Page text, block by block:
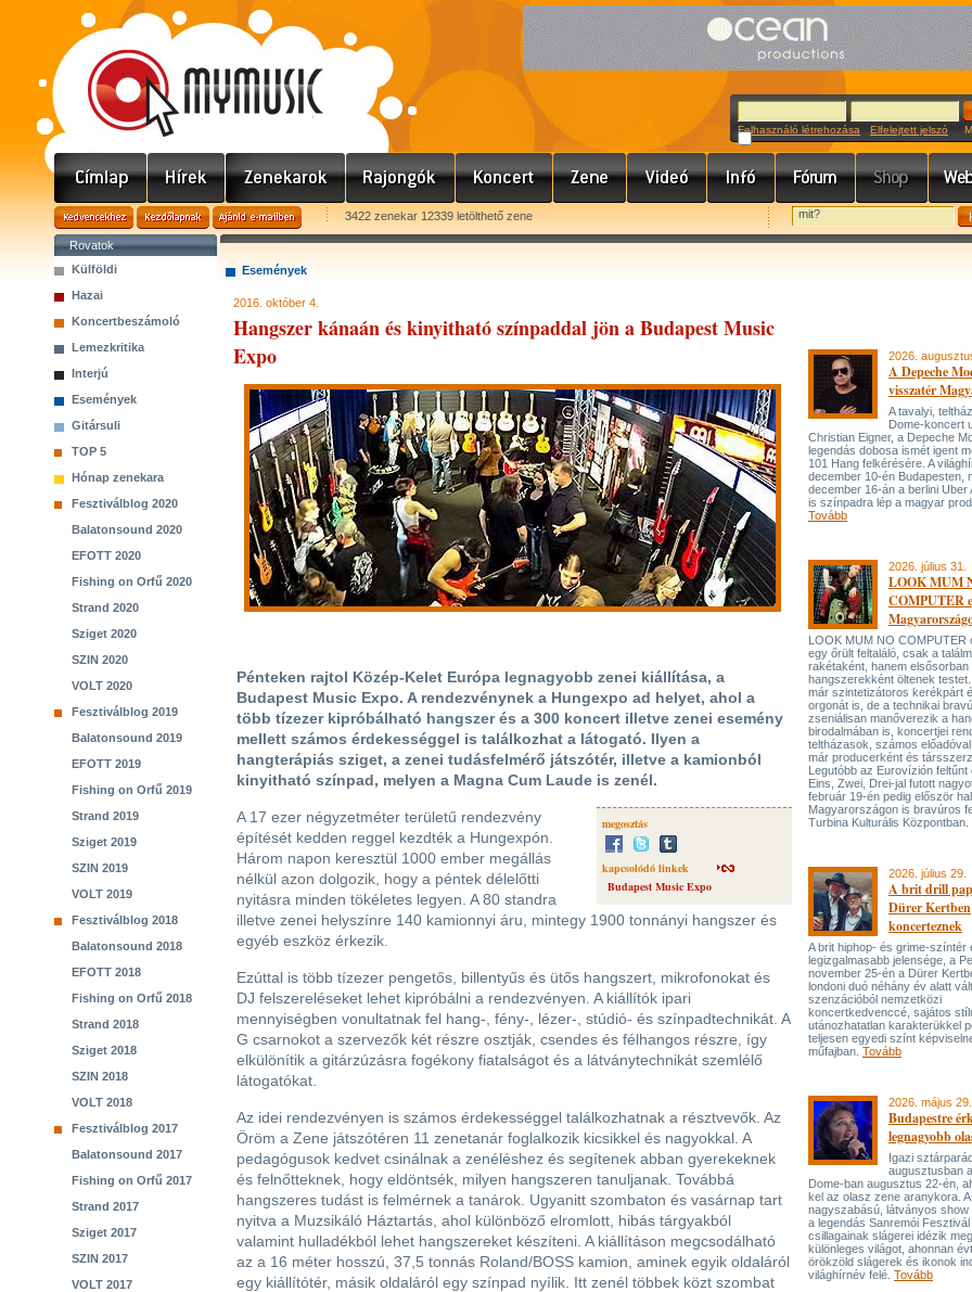
Felhasználó létrehozása Elfelejtett jelszó
3422 zenekar 12339 letölthető zene
Rovatok
Külföldi
Hazai
Koncertbeszámoló
Lemezkritika
Interjú
Események
Gitársuli
TOP 5
Hónap zenekara
Fesztiválblog 2020
Balatonsound 2020
EFOTT 2020
Fishing on Orfű 2020
Strand 2020
Sziget 2020
SZIN 2020
VOLT 2020
Fesztiválblog 2019
Balatonsound 2019
EFOTT 2019
Fishing on Orfű 2019
Strand 2019
Sziget 2019
SZIN 2019
VOLT 2019
Fesztiválblog 2018
Balatonsound 2018
EFOTT 2018
Fishing on Orfű 2018
Strand 2018
Sziget 2018
SZIN 2018
VOLT 2018
Fesztiválblog 2017
Balatonsound 2017
Fishing on Orfű 2017
Strand 2017
Sziget 2017
SZIN 2017
VOLT 2017
Események
2016. október 4.
Hangszer kánaán és kinyitható színpaddal jön a Budapest Music
Expo
Pénteken rajtol Közép-Kelet Európa legnagyobb zenei kiállítása, a
Budapest Music Expo. A rendezvénynek a Hungexpo ad helyet, ahol a
több tízezer kipróbálható hangszer és a 300 koncert illetve zenei esemény
mellett számos érdekességgel is találkozhat a látogató. Ilyen a
hangterápiás sziget, a zenei tudásfelmérő játszótér, illetve a kamionból
kinyitható színpad, melyen a Magna Cum Laude is zenél.
megosztás
kapcsolódó linkek
Budapest Music Expo
A 17 ezer négyzetméter területű rendezvény
építését kedden reggel kezdték a Hungexpón.
Három napon keresztül 1000 ember megállás
nélkül azon dolgozik, hogy a péntek délelőtti
nyitásra minden tökéletes legyen. A 80 standra
illetve zenei helyszínre 140 kamionnyi áru, mintegy 1900 tonnányi hangszer és
egyéb eszköz érkezik.
Ezúttal is több tízezer pengetős, billentyűs és ütős hangszert, mikrofonokat és
DJ felszereléseket lehet kipróbálni a rendezvényen. A kiállítók ipari
mennyiségben vonultatnak fel hang-, fény-, lézer-, stúdió- és színpadtechnikát. A
G csarnokot a szervezők két részre osztják, csendes és félhangos részre, így
elkülönítik a gitárzúzásra fogékony fiatalságot és a látványtechnikát szemlélő
látogatókat.
Az idei rendezvényen is számos érdekességgel találkozhatnak a résztvevők. Az
Öröm a Zene játszótéren 11 zenetanár foglalkozik kicsikkel és nagyokkal. A
pedagógusok kedvet csinálnak a zenéléshez és segítenek abban gyerekeknek
és felnőtteknek, hogy eldöntsék, milyen hangszeren tanuljanak. Továbbá
hangszeres tudást is felmérnek a tanárok. Ugyanitt szombaton és vasárnap tart
nyitva a Muzsikáló Háztartás, ahol különböző elromlott, hibás tárgyakból
valamint hulladékból lehet hangszereket készíteni. A kiállításon megcsodálható
az a 16 méter hosszú, 37,5 tonnás Roland/BOSS kamion, aminek egyik oldaláról
egy kiállítótér, másik oldaláról egy színpad nyílik. Itt zenél többek közt szombat
2026.
A Depeche
visszatér
A tavalyi,
Dome-koncert
Christian Eigner, a Depeche
legendás dobosa ismét igent
101 Hang felkérésére. A
december 10-én Budapesten,
december 16-án a berlini Uber
is színpadra lép a magyar
Tovább
2026. július 31.
LOOK MUM
COMPUTER
LOOK MUM NO COMPUTER
egy őrült feltaláló, csak a
rakétaként, hanem elsősorban
hangszerekként öltenek
már szintetizátoros kerékpárt
orgonát is, de a technikai
zseniálisan manőverezik a
birodalmában is, koncertjei
teltházasok, számos
már producerként és
Legutóbb az Eurovízión feltűnt
Eins, Zwei, Drei-jal futott
február 19-én pedig először
Magyarországon is bravúros
Turbina Kulturális Központban.
2026. július 29.
A brit drill
Dürer Kertben
koncerteznek
A brit hiphop- és grime-színtér
legizgalmasabb jelensége, a
november 25-én a Dürer
londoni duó néhány év alatt
szenzációból nemzetközi
koncertkedvenccé, sajátos
utánozhatatlan karakterükkel
teljesen egyedi színt
műfajban. Tovább
2026. május 29.
Budapestre
legnagyobb
Igazi
augusztusban
Dome-ban augusztus 22-én,
kel az olasz zene aranykora. A
nagyszabású, látványos show
a legendás Sanremói Fesztivál
csillagainak slágerei idézik
különleges világot, ahonnan
örökzöld slágerek és ikonok
világhírnév felé. Tovább